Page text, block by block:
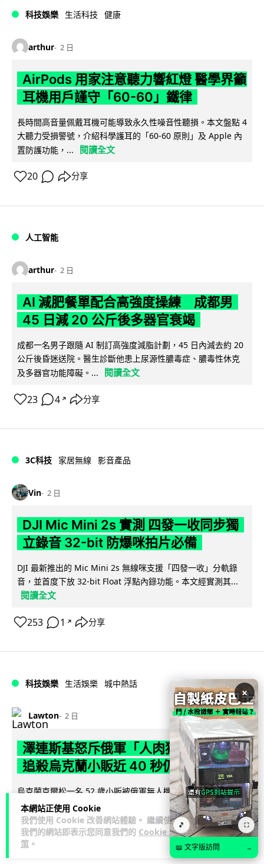
本網站正使用 Cookie
我們使用 Cookie 改善網站體驗。 繼續使用
我們的網站即表示您同意我們的 Cookie 政
策 。
科技娛樂 生活科技 健康
arthur 2 日
AirPods 用家注意聽力響紅燈 醫學界籲
耳機用戶謹守「60-60」鐵律
長時間高音量佩戴耳機可能導致永久性噪音性聽損。本文盤點 4
大聽力受損警號，介紹科學護耳的「60-60 原則」及 Apple 內
置防護功能，...
閱讀全文
20 分享
人工智能
arthur 2 日
AI 減肥餐單配合高強度操練 成都男
45 日減 20 公斤後多器官衰竭
成都一名男子跟隨 AI 制訂高強度減脂計劃，45 日內減去約 20
公斤後昏迷送院。醫生診斷他患上尿源性膿毒症、膿毒性休克
及多器官功能障礙。...
閱讀全文
23 4 ↗ 分享
3C科技 家居無線 影音產品
Vin 2 日
DJI Mic Mini 2s 實測 四發一收同步獨
立錄音 32-bit 防爆咪拍片必備
DJI 最新推出的 Mic Mini 2s 無線咪支援「四發一收」分軌錄
音，並首度下放 32-bit Float 浮點內錄功能。本文經實測其...
閱讀全文
253 1 ↗ 分享
科技娛樂 生活娛樂 城中熱話
Lawton 2 日
澤連斯基怒斥俄軍「人肉狩獵」 無人機
追殺烏克蘭小販近 40 秒仍被炸傷
烏克蘭克爾松一名 52 歲小販被俄軍無人機追擊近 40 秒後被炸
傷，影片由烏克蘭總統澤連斯基公開。他直斥俄軍對平民進行
「狩獵式」攻擊，烏克蘭... 閱讀全文
138
×
🎵 ⛶
📖 文字版訪問 →